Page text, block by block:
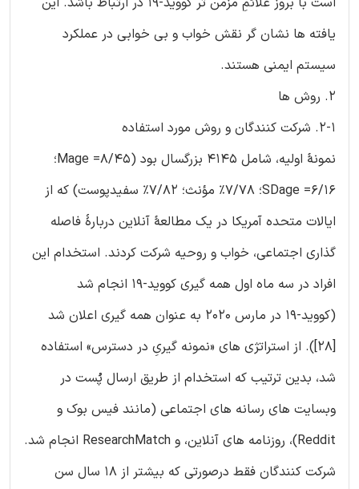
یافته ها نشان گر نقش خواب و بی خوابی در عملکرد
سیستم ایمنی هستند.
2. روش ها
2-1. شرکت کنندگان و روش مورد استفاده
نمونۀ اولیه، شامل 4145 بزرگسال بود (8/45= Mage؛
6/16= SDage؛ 7/78% مؤنث؛ 7/82% سفیدپوست) که از
ایالات متحده آمریکا در یک مطالعۀ آنلاین دربارۀ فاصله
گذاری اجتماعی، خواب و روحیه شرکت کردند. استخدام این
افراد در سه ماه اول همه گیری کووید-19 انجام شد
(کووید-19 در مارس 2020 به عنوان همه گیری اعلان شد
[28]). از استراتژی های «نمونه گیریِ در دسترس» استفاده
شد، بدین ترتیب که استخدام از طریق ارسال پُست در
وبسایت های رسانه های اجتماعی (مانند فیس بوک و
Reddit)، روزنامه های آنلاین، و ResearchMatch انجام شد.
شرکت کنندگان فقط درصورتی که بیشتر از 18 سال سن